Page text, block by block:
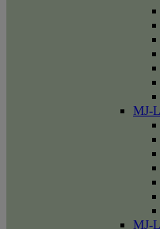
MJ-
MJ-